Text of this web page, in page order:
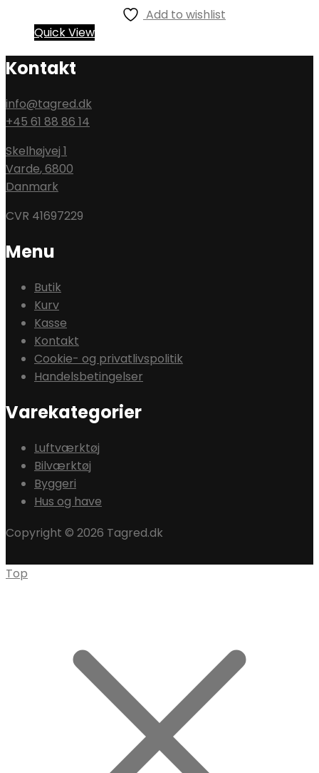
Add to wishlist
Quick View
Kontakt
info@tagred.dk
+45 61 88 86 14
Skelhøjvej 1
Varde,6800
Danmark
CVR 41697229
Menu
Butik
Kurv
Kasse
Kontakt
Cookie- og privatlivspolitik
Handelsbetingelser
Varekategorier
Luftværktøj
Bilværktøj
Byggeri
Hus og have
Copyright © 2026 Tagred.dk
Top